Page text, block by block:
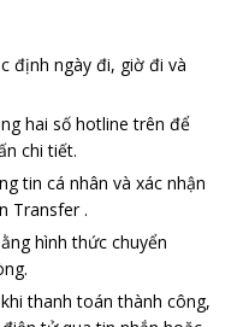
định ngày đi, giờ đi và
hai số hotline trên để
chi tiết.
tin cá nhân và xác nhận
Transfer .
hình thức chuyển
thanh toán thành công,